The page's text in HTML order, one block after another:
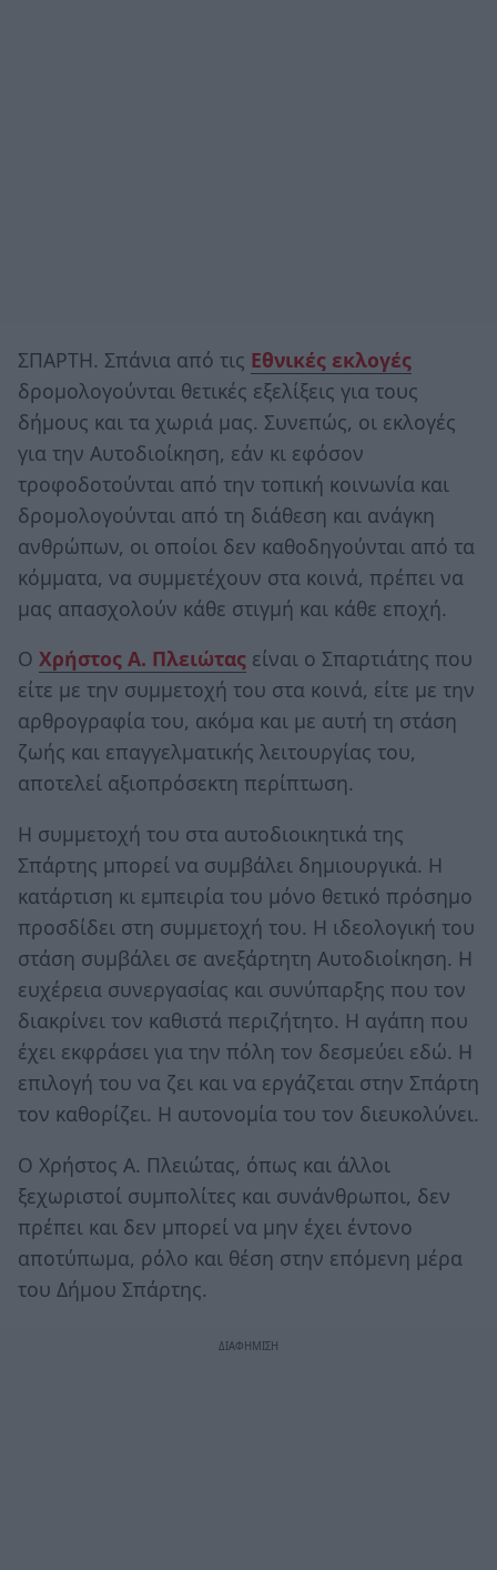
ΣΠΑΡΤΗ. Σπάνια από τις Εθνικές εκλογές
δρομολογούνται θετικές εξελίξεις για τους
δήμους και τα χωριά μας. Συνεπώς, οι εκλογές
για την Αυτοδιοίκηση, εάν κι εφόσον
τροφοδοτούνται από την τοπική κοινωνία και
δρομολογούνται από τη διάθεση και ανάγκη
ανθρώπων, οι οποίοι δεν καθοδηγούνται από τα
κόμματα, να συμμετέχουν στα κοινά, πρέπει να
μας απασχολούν κάθε στιγμή και κάθε εποχή.
Ο Χρήστος Α. Πλειώτας είναι ο Σπαρτιάτης που
είτε με την συμμετοχή του στα κοινά, είτε με την
αρθρογραφία του, ακόμα και με αυτή τη στάση
ζωής και επαγγελματικής λειτουργίας του,
αποτελεί αξιοπρόσεκτη περίπτωση.
Η συμμετοχή του στα αυτοδιοικητικά της
Σπάρτης μπορεί να συμβάλει δημιουργικά. Η
κατάρτιση κι εμπειρία του μόνο θετικό πρόσημο
προσδίδει στη συμμετοχή του. Η ιδεολογική του
στάση συμβάλει σε ανεξάρτητη Αυτοδιοίκηση. Η
ευχέρεια συνεργασίας και συνύπαρξης που τον
διακρίνει τον καθιστά περιζήτητο. Η αγάπη που
έχει εκφράσει για την πόλη τον δεσμεύει εδώ. Η
επιλογή του να ζει και να εργάζεται στην Σπάρτη
τον καθορίζει. Η αυτονομία του τον διευκολύνει.
Ο Χρήστος Α. Πλειώτας, όπως και άλλοι
ξεχωριστοί συμπολίτες και συνάνθρωποι, δεν
πρέπει και δεν μπορεί να μην έχει έντονο
αποτύπωμα, ρόλο και θέση στην επόμενη μέρα
του Δήμου Σπάρτης.